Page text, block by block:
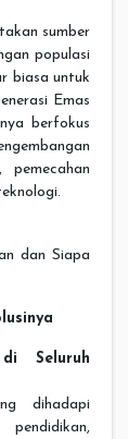
sumber
populasi
biasa untuk
Emas
berfokus
dan Siapa
Seluruh
dihadapi
pendidikan,